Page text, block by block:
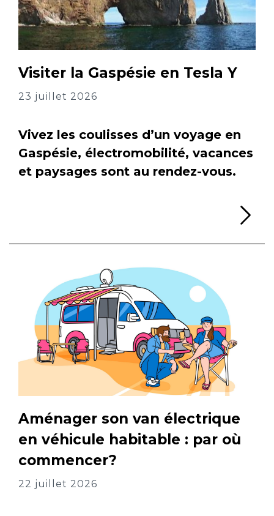
Visiter la Gaspésie en Tesla Y
23 juillet 2026
Vivez les coulisses d’un voyage en
Gaspésie, électromobilité, vacances
et paysages sont au rendez-vous.
Aménager son van électrique
en véhicule habitable : par où
commencer?
22 juillet 2026